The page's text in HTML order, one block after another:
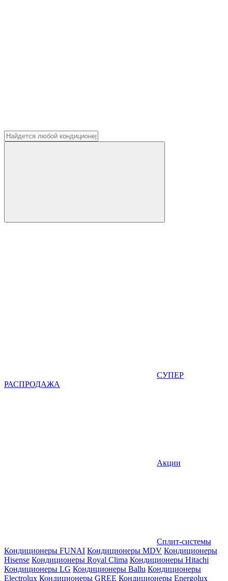
СУПЕР
РАСПРОДАЖА
Акции
Сплит-системы
Кондиционеры FUNAI Кондиционеры MDV Кондиционеры
Hisense Кондиционеры Royal Clima Кондиционеры Hitachi
Кондиционеры LG Кондиционеры Ballu Кондиционеры
Electrolux Кондиционеры GREE Кондиционеры Energolux